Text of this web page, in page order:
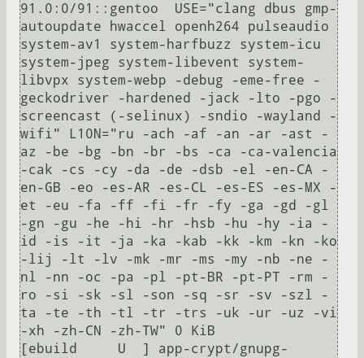
91.0:0/91::gentoo  USE="clang dbus gmp-
autoupdate hwaccel openh264 pulseaudio
system-av1 system-harfbuzz system-icu
system-jpeg system-libevent system-
libvpx system-webp -debug -eme-free -
geckodriver -hardened -jack -lto -pgo -
screencast (-selinux) -sndio -wayland -
wifi" L10N="ru -ach -af -an -ar -ast -
az -be -bg -bn -br -bs -ca -ca-valencia
-cak -cs -cy -da -de -dsb -el -en-CA -
en-GB -eo -es-AR -es-CL -es-ES -es-MX -
et -eu -fa -ff -fi -fr -fy -ga -gd -gl
-gn -gu -he -hi -hr -hsb -hu -hy -ia -
id -is -it -ja -ka -kab -kk -km -kn -ko
-lij -lt -lv -mk -mr -ms -my -nb -ne -
nl -nn -oc -pa -pl -pt-BR -pt-PT -rm -
ro -si -sk -sl -son -sq -sr -sv -szl -
ta -te -th -tl -tr -trs -uk -ur -uz -vi
-xh -zh-CN -zh-TW" 0 KiB
[ebuild     U  ] app-crypt/gnupg-